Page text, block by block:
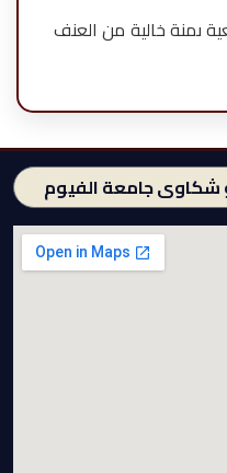
ىمنة خالية من العنف
جامعة الفيوم